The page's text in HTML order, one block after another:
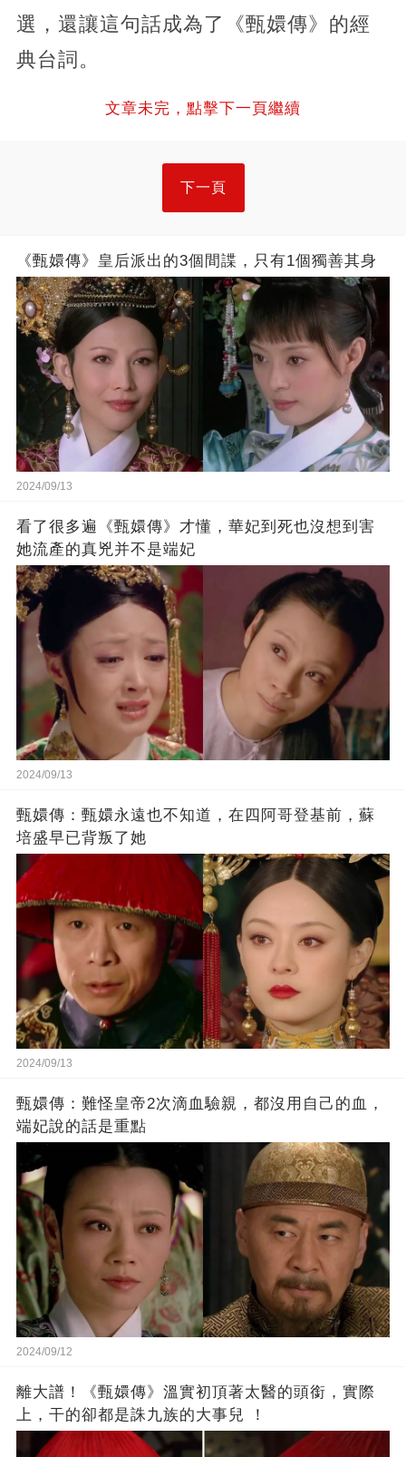
選，還讓這句話成為了《甄嬛傳》的經
典台詞。
文章未完，點擊下一頁繼續
下一頁
《甄嬛傳》皇后派出的3個間諜，只有1個獨善其身
2024/09/13
看了很多遍《甄嬛傳》才懂，華妃到死也沒想到害
她流產的真兇并不是端妃
2024/09/13
甄嬛傳：甄嬛永遠也不知道，在四阿哥登基前，蘇
培盛早已背叛了她
2024/09/13
甄嬛傳：難怪皇帝2次滴血驗親，都沒用自己的血，
端妃說的話是重點
2024/09/12
離大譜！《甄嬛傳》溫實初頂著太醫的頭銜，實際
上，干的卻都是誅九族的大事兒 ​！